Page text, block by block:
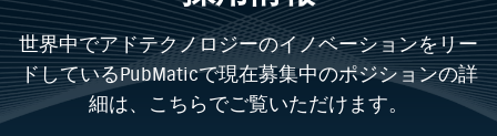
世界中でアドテクノロジーのイノベーションをリー
ドしているPubMaticで現在募集中のポジションの詳
細は、こちらでご覧いただけます。